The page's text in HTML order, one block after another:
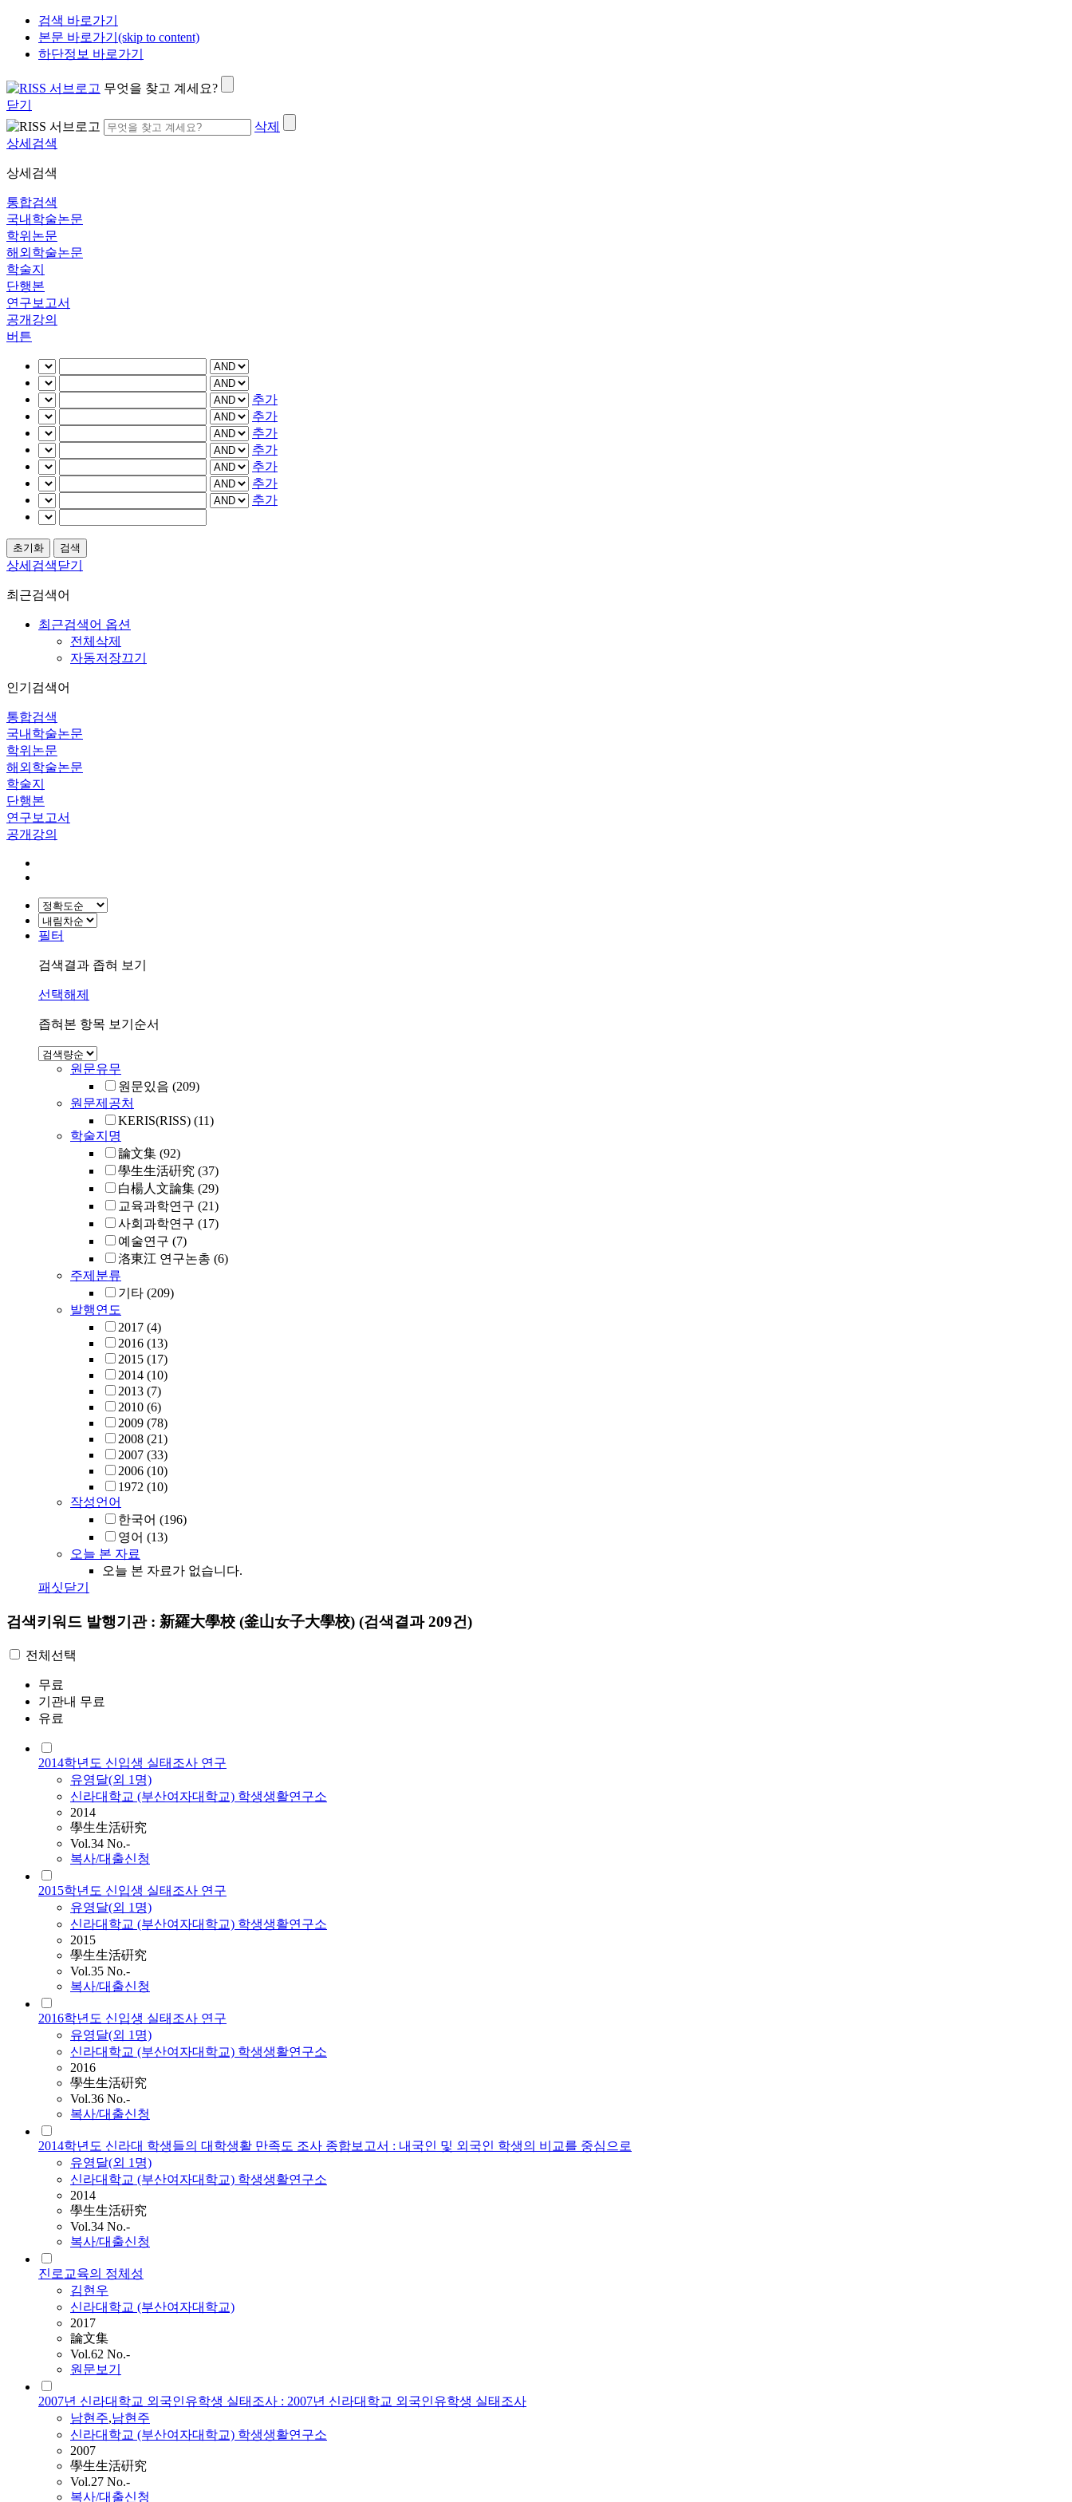
검색 바로가기
본문 바로가기(skip to content)
하단정보 바로가기
무엇을 찾고 계세요?
닫기
삭제
상세검색
상세검색
통합검색
국내학술논문
학위논문
해외학술논문
학술지
단행본
연구보고서
공개강의
버튼
추가
추가
추가
추가
추가
추가
추가
상세검색닫기
최근검색어
최근검색어 옵션
전체삭제
자동저장끄기
인기검색어
통합검색
국내학술논문
학위논문
해외학술논문
학술지
단행본
연구보고서
공개강의
필터
검색결과 좁혀 보기
선택해제
좁혀본 항목 보기순서
원문유무
원문있음 (209)
원문제공처
KERIS(RISS) (11)
학술지명
論文集 (92)
學生生活硏究 (37)
白楊人文論集 (29)
교육과학연구 (21)
사회과학연구 (17)
예술연구 (7)
洛東江 연구논총 (6)
주제분류
기타 (209)
발행연도
2017 (4)
2016 (13)
2015 (17)
2014 (10)
2013 (7)
2010 (6)
2009 (78)
2008 (21)
2007 (33)
2006 (10)
1972 (10)
작성언어
한국어 (196)
영어 (13)
오늘 본 자료
오늘 본 자료가 없습니다.
패싯닫기
검색키워드 발행기관 : 新羅大學校 (釜山女子大學校) (검색결과 209건)
전체선택
무료
기관내 무료
유료
2014학년도 신입생 실태조사 연구
유영달(외 1명)
신라대학교 (부산여자대학교) 학생생활연구소
2014
學生生活硏究
Vol.34 No.-
복사/대출신청
2015학년도 신입생 실태조사 연구
유영달(외 1명)
신라대학교 (부산여자대학교) 학생생활연구소
2015
學生生活硏究
Vol.35 No.-
복사/대출신청
2016학년도 신입생 실태조사 연구
유영달(외 1명)
신라대학교 (부산여자대학교) 학생생활연구소
2016
學生生活硏究
Vol.36 No.-
복사/대출신청
2014학년도 신라대 학생들의 대학생활 만족도 조사 종합보고서 : 내국인 및 외국인 학생의 비교를 중심으로
유영달(외 1명)
신라대학교 (부산여자대학교) 학생생활연구소
2014
學生生活硏究
Vol.34 No.-
복사/대출신청
진로교육의 정체성
김현우
신라대학교 (부산여자대학교)
2017
論文集
Vol.62 No.-
원문보기
2007년 신라대학교 외국인유학생 실태조사 : 2007년 신라대학교 외국인유학생 실태조사
남현주,남현주
신라대학교 (부산여자대학교) 학생생활연구소
2007
學生生活硏究
Vol.27 No.-
복사/대출신청